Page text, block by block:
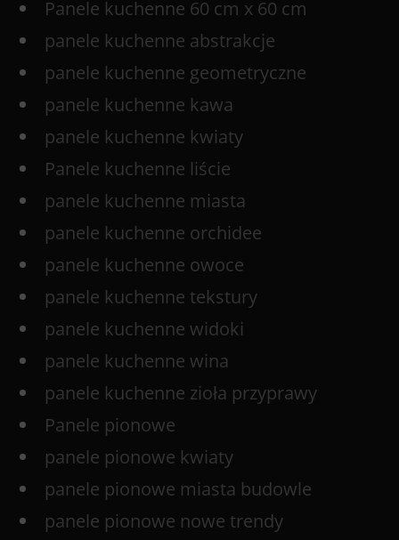
Panele kuchenne 60 cm x 60 cm
panele kuchenne abstrakcje
panele kuchenne geometryczne
panele kuchenne kawa
panele kuchenne kwiaty
Panele kuchenne liście
panele kuchenne miasta
panele kuchenne orchidee
panele kuchenne owoce
panele kuchenne tekstury
panele kuchenne widoki
panele kuchenne wina
panele kuchenne zioła przyprawy
Panele pionowe
panele pionowe kwiaty
panele pionowe miasta budowle
panele pionowe nowe trendy